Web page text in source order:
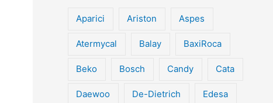
Aparici Ariston Aspes
Atermycal Balay BaxiRoca
Beko Bosch Candy Cata
Daewoo De-Dietrich Edesa